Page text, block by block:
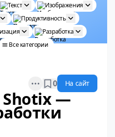
Текст
Изображения
Продуктивность
Разработка
Все категории
Open options
0 На сайт
Shotix —